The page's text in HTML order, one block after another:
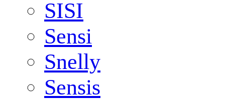
SISI
Sensi
Snelly
Sensis